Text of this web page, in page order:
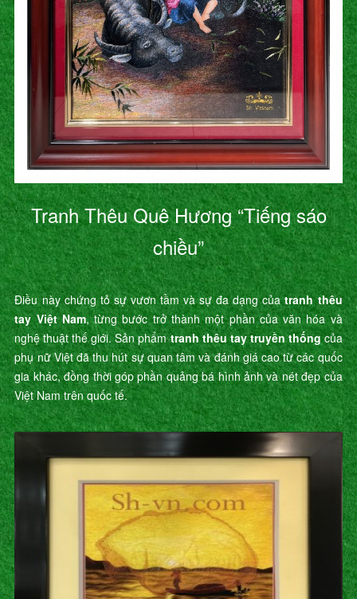
Tranh Thêu Quê Hương “Tiếng sáo
chiều”
Điều này chứng tỏ sự vươn tầm và sự đa dạng củatranh thêu
tay Việt Nam, từng bước trở thành một phần của văn hóa và
nghệ thuật thế giới. Sản phẩmtranh thêu tay truyền thống của
phụ nữ Việt đã thu hút sự quan tâm và đánh giá cao từ các quốc
gia khác, đồng thời góp phần quảng bá hình ảnh và nét đẹp của
Việt Nam trên quốc tế.